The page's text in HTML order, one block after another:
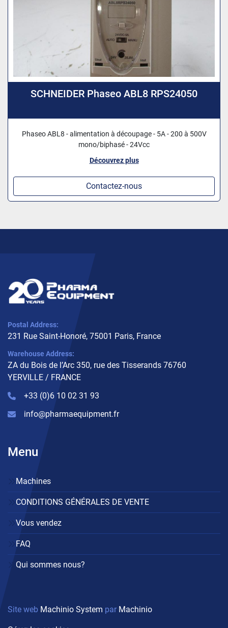
SCHNEIDER Phaseo ABL8 RPS24050
Phaseo ABL8 - alimentation à découpage - 5A - 200 à 500V
mono/biphasé - 24Vcc
Découvrez plus
Contactez-nous
Postal Address:
231 Rue Saint-Honoré, 75001 Paris, France
Warehouse Address:
ZA du Bois de l’Arc 350, rue des Tisserands 76760
YERVILLE / FRANCE
+33 (0)6 10 02 31 93
info@pharmaequipment.fr
Menu
Machines
CONDITIONS GÉNÉRALES DE VENTE
Vous vendez
FAQ
Qui sommes nous?
Site web Machinio System par Machinio